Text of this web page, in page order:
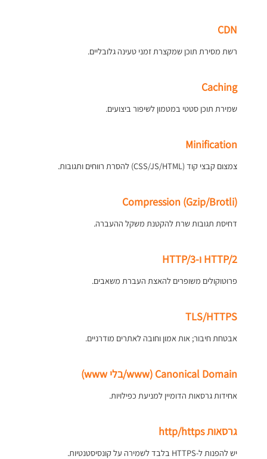
CDN
רשת מסירת תוכן שמקצרת זמני טעינה גלובליים.
Caching
שמירת תוכן סטטי במטמון לשיפור ביצועים.
Minification
צמצום קבצי קוד (CSS/JS/HTML) להסרת רווחים ותגובות.
Compression (Gzip/Brotli)
דחיסת תגובות שרת להקטנת משקל ההעברה.
HTTP/2 ו-HTTP/3
פרוטוקולים משופרים להאצת העברת משאבים.
TLS/HTTPS
אבטחת חיבור; אות אמון וחובה לאתרים מודרניים.
Canonical Domain (www/בלי www)
אחידות גרסאות הדומיין למניעת כפילויות.
גרסאות http/https
יש להפנות ל-HTTPS בלבד לשמירה על קונסיסטנטיות.